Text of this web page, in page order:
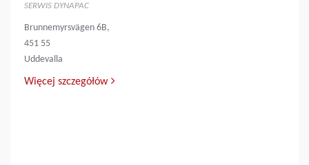
SERWIS DYNAPAC
Brunnemyrsvägen 6B,
451 55
Uddevalla
Więcej szczegółów